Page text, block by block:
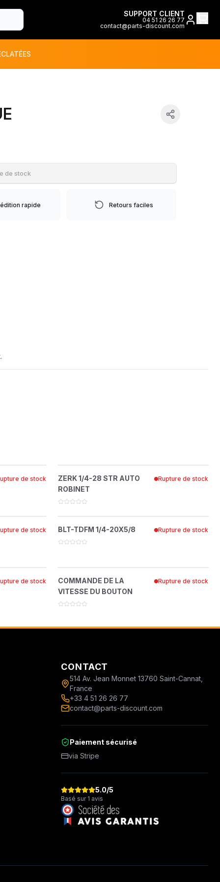
SUPPORT CLIENT
04 51 26 26 77
contact@parts-discount.com
de stock
rapide Retours faciles
de stock
?
85010N
ZERK 1/4-28 STR AUTO
ROBINET
Rupture de stock
de stock
?
64197-025
BLT-TDFM 1/4-20X5/8 Rupture de stock
de stock
BOUTON
4114727
COMMANDE DE LA
VITESSE DU BOUTON
Rupture de stock
CONTACT
514 Av. Jean Monnet 13760 Saint-Cannat,
France
+33 4 51 26 26 77
contact@parts-discount.com
Paiement sécurisé
via Stripe
5.0/5
Basé sur 1 avis